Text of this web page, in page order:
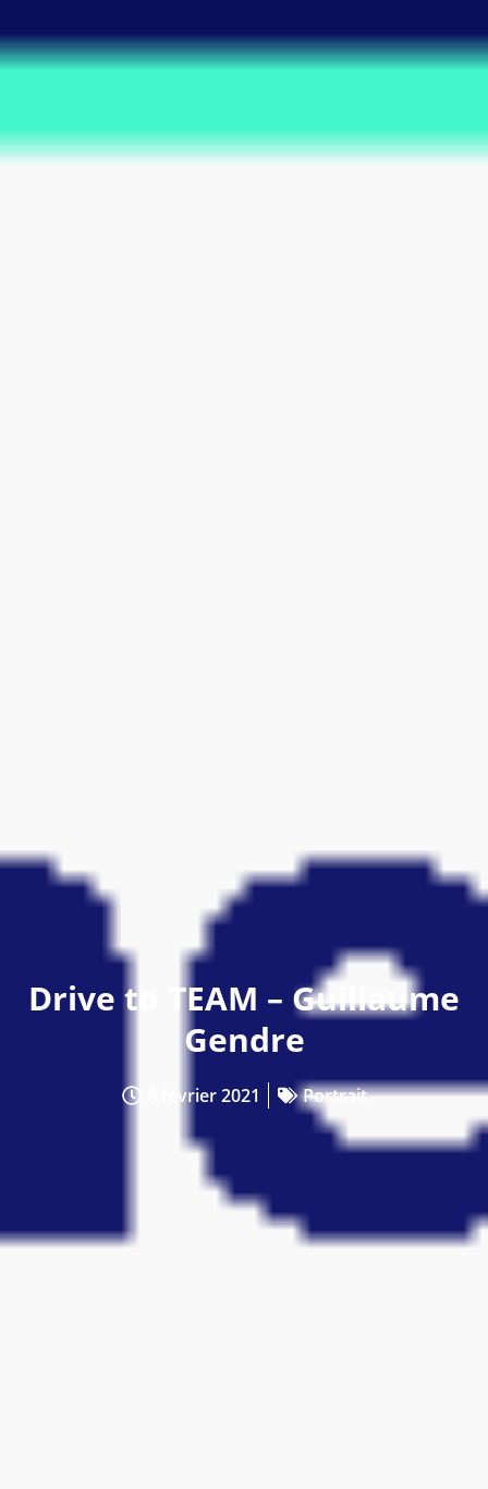
Drive to TEAM – Guillaume
Gendre
8 février 2021 Portrait